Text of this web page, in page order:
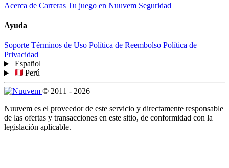
Acerca de Carreras Tu juego en Nuuvem Seguridad
Ayuda
Soporte Términos de Uso Política de Reembolso Política de
Privacidad
Español
Perú
© 2011 - 2026
Nuuvem es el proveedor de este servicio y directamente responsable
de las ofertas y transacciones en este sitio, de conformidad con la
legislación aplicable.